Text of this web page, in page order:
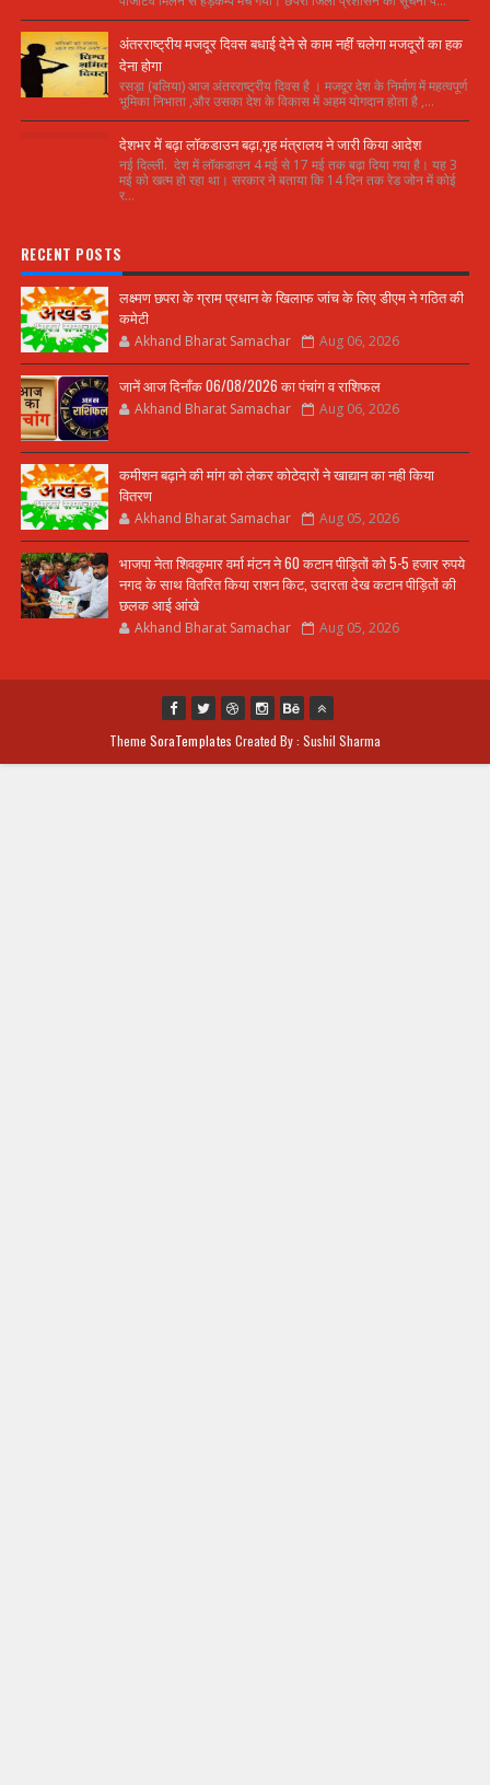
अंतरराष्ट्रीय मजदूर दिवस बधाई देने से काम नहीं चलेगा मजदूरों का हक
देना होगा
रसड़ा (बलिया) आज अंतरराष्ट्रीय दिवस है । मजदूर देश के निर्माण में महत्वपूर्ण
भूमिका निभाता ,और उसका देश के विकास में अहम योगदान होता है ,...
देशभर में बढ़ा लॉकडाउन बढ़ा,गृह मंत्रालय ने जारी किया आदेश
नई दिल्ली. देश में लॉकडाउन 4 मई से 17 मई तक बढ़ा दिया गया है। यह 3
मई को खत्म हो रहा था। सरकार ने बताया कि 14 दिन तक रेड जोन में कोई
र...
RECENT POSTS
लक्ष्मण छपरा के ग्राम प्रधान के खिलाफ जांच के लिए डीएम ने गठित की
कमेटी
Akhand Bharat Samachar Aug 06, 2026
जानें आज दिनाँक 06/08/2026 का पंचांग व राशिफल
Akhand Bharat Samachar Aug 06, 2026
कमीशन बढ़ाने की मांग को लेकर कोटेदारों ने खाद्यान का नही किया
वितरण
Akhand Bharat Samachar Aug 05, 2026
भाजपा नेता शिवकुमार वर्मा मंटन ने 60 कटान पीड़ितों को 5-5 हजार रुपये
नगद के साथ वितरित किया राशन किट, उदारता देख कटान पीड़ितों की
छलक आई आंखे
Akhand Bharat Samachar Aug 05, 2026
Theme SoraTemplates Created By : Sushil Sharma